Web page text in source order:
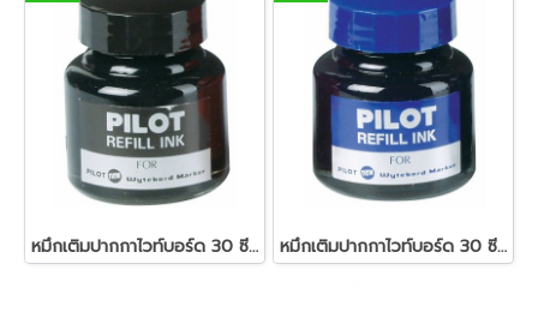
หมึกเติมปากกาไวท์บอร์ด 30 ซีซี. สีดำ ไพล็อต หมึกเติมปากกาไวท์บอร์ด 30 ซีซี. สีน้ำเงิน ไพล็อต